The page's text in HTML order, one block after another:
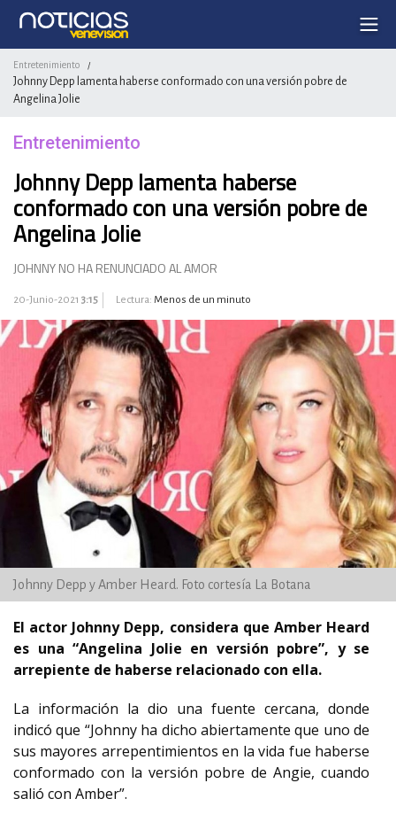
Entretenimiento /
Johnny Depp lamenta haberse conformado con una versión pobre de
Angelina Jolie
Entretenimiento
Johnny Depp lamenta haberse
conformado con una versión pobre de
Angelina Jolie
JOHNNY NO HA RENUNCIADO AL AMOR
20-Junio-2021 3:15 Lectura: Menos de un minuto
Johnny Depp y Amber Heard. Foto cortesía La Botana
El actor Johnny Depp, considera que Amber Heard
es una “Angelina Jolie en versión pobre”, y se
arrepiente de haberse relacionado con ella.
La información la dio una fuente cercana, donde
indicó que “Johnny ha dicho abiertamente que uno de
sus mayores arrepentimientos en la vida fue haberse
conformado con la versión pobre de Angie, cuando
salió con Amber”.